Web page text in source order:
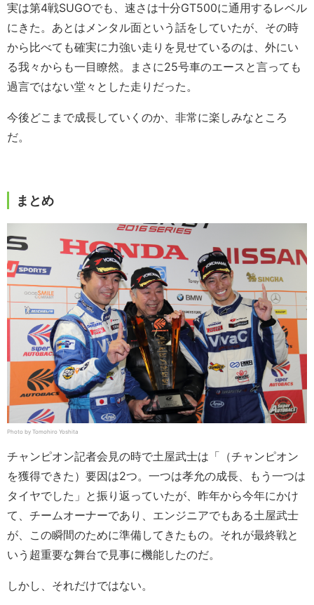
実は第4戦SUGOでも、速さは十分GT500に通用するレベル
にきた。あとはメンタル面という話をしていたが、その時
から比べても確実に力強い走りを見せているのは、外にい
る我々からも一目瞭然。まさに25号車のエースと言っても
過言ではない堂々とした走りだった。
今後どこまで成長していくのか、非常に楽しみなところ
だ。
まとめ
Photo by Tomohiro Yoshita
チャンピオン記者会見の時で土屋武士は「（チャンピオン
を獲得できた）要因は2つ。一つは孝允の成長、もう一つは
タイヤでした」と振り返っていたが、昨年から今年にかけ
て、チームオーナーであり、エンジニアでもある土屋武士
が、この瞬間のために準備してきたもの。それが最終戦と
いう超重要な舞台で見事に機能したのだ。
しかし、それだけではない。